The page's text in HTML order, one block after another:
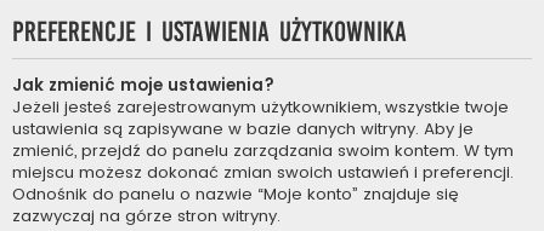
Preferencje i ustawienia użytkownika
Jak zmienić moje ustawienia?
Jeżeli jesteś zarejestrowanym użytkownikiem, wszystkie twoje
ustawienia są zapisywane w bazie danych witryny. Aby je
zmienić, przejdź do panelu zarządzania swoim kontem. W tym
miejscu możesz dokonać zmian swoich ustawień i preferencji.
Odnośnik do panelu o nazwie “Moje konto” znajduje się
zazwyczaj na górze stron witryny.